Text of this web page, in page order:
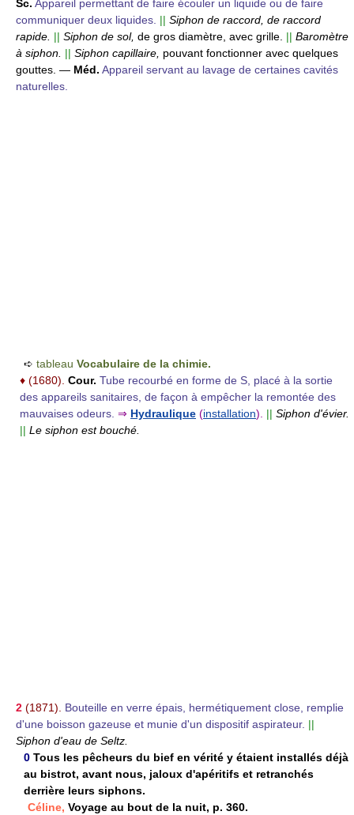
Sc. Appareil permettant de faire écouler un liquide ou de faire
communiquer deux liquides. || Siphon de raccord, de raccord
rapide. || Siphon de sol, de gros diamètre, avec grille. || Baromètre
à siphon. || Siphon capillaire, pouvant fonctionner avec quelques
gouttes. — Méd. Appareil servant au lavage de certaines cavités
naturelles.
➪ tableau Vocabulaire de la chimie.
♦ (1680). Cour. Tube recourbé en forme de S, placé à la sortie
des appareils sanitaires, de façon à empêcher la remontée des
mauvaises odeurs. ⇒ Hydraulique (installation). || Siphon d'évier.
|| Le siphon est bouché.
2 (1871). Bouteille en verre épais, hermétiquement close, remplie
d'une boisson gazeuse et munie d'un dispositif aspirateur. ||
Siphon d'eau de Seltz.
0 Tous les pêcheurs du bief en vérité y étaient installés déjà
au bistrot, avant nous, jaloux d'apéritifs et retranchés
derrière leurs siphons.
Céline, Voyage au bout de la nuit, p. 360.